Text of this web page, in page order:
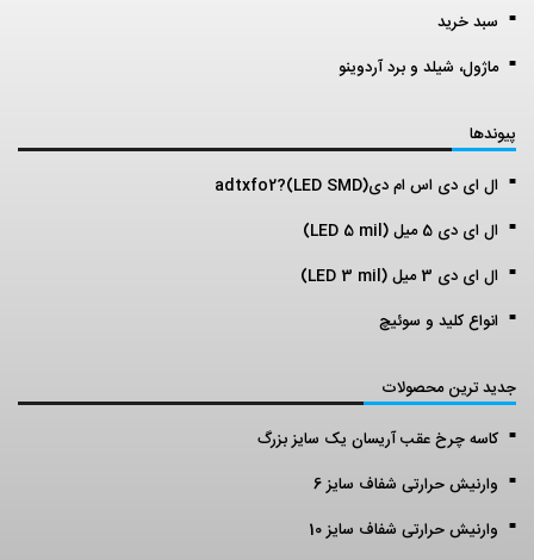
سبد خرید
ماژول، شیلد و برد آردوینو
پیوندها
ال ای دی اس ام دی(LED SMD)?adtxfo2
ال ای دی 5 میل (LED 5 mil)
ال ای دی 3 میل (LED 3 mil)
انواع کلید و سوئیچ
جدید ترین محصولات
کاسه چرخ عقب آریسان یک سایز بزرگ
وارنیش حرارتی شفاف سایز 6
وارنیش حرارتی شفاف سایز 10